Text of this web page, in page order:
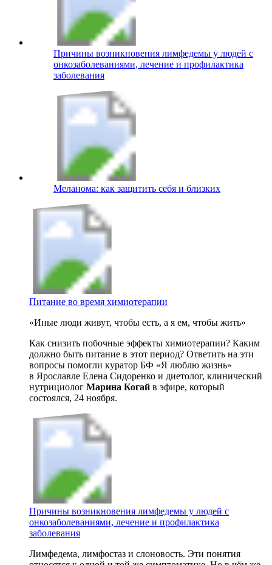
Причины возникновения лимфедемы у людей с
онкозаболеваниями, лечение и профилактика
заболевания
Меланома: как защитить себя и близких
Питание во время химиотерапии
«Иные люди живут, чтобы есть, а я ем, чтобы жить»
Как снизить побочные эффекты химиотерапии? Каким
должно быть питание в этот период? Ответить на эти
вопросы помогли куратор БФ «Я люблю жизнь»
в Ярославле Елена Сидоренко и диетолог, клинический
нутрициолог Марина Когай в эфире, который
состоялся, 24 ноября.
Причины возникновения лимфедемы у людей с
онкозаболеваниями, лечение и профилактика
заболевания
Лимфедема, лимфостаз и слоновость. Эти понятия